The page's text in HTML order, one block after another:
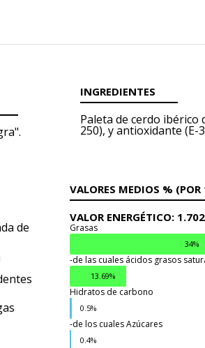
INGREDIENTES
Paleta de cerdo ibérico
250), y antioxidante (E-
de
VALORES MEDIOS %
VALOR ENERGÉTICO:
Grasas
34%
-de las cuales ácidos grasos
13.69%
Hidratos de carbono
0.5%
-de los cuales Azúcares
Grasas
0.4%